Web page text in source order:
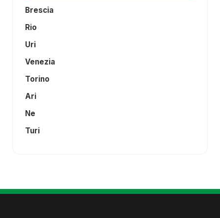
Brescia
Rio
Uri
Venezia
Torino
Ari
Ne
Turi